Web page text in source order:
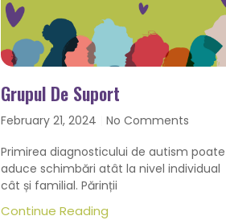
Grupul De Suport
February 21, 2024
No Comments
Primirea diagnosticului de autism poate
aduce schimbări atât la nivel individual
cât și familial. Părinții
Continue Reading